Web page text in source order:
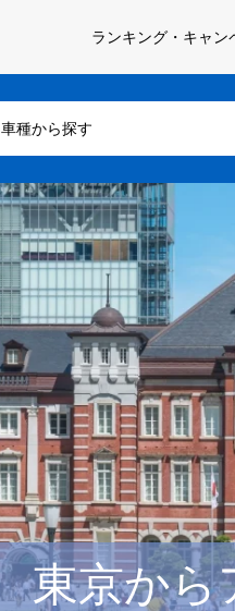
ランキング・キャン
車種から探す
東京から